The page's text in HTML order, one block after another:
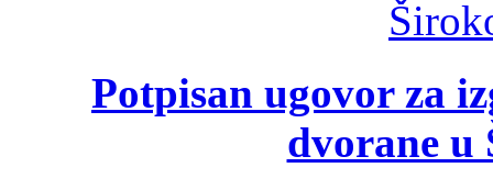
Potpisan ugovor za
dvorane u